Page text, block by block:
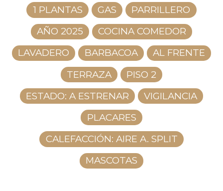
1 PLANTAS GAS
PARRILLERO
AÑO 2025
COCINA COMEDOR
LAVADERO
BARBACOA
AL FRENTE
TERRAZA
PISO 2
ESTADO: A ESTRENAR
VIGILANCIA
PLACARES
CALEFACCIÓN: AIRE A. SPLIT
MASCOTAS